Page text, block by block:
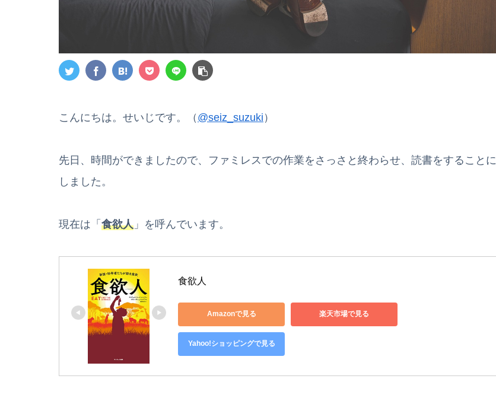
こんにちは。せいじです。（ @seiz_suzuki ）
先日、時間ができましたので、ファミレスでの作業をさっさと終わらせ、読書をすることに
しました。
現在は「 食欲人 」を呼んでいます。
食欲人
Amazonで見る 楽天市場で見る
Yahoo!ショッピングで見る